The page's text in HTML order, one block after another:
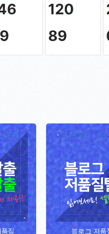
120
89
질
블로그 저품